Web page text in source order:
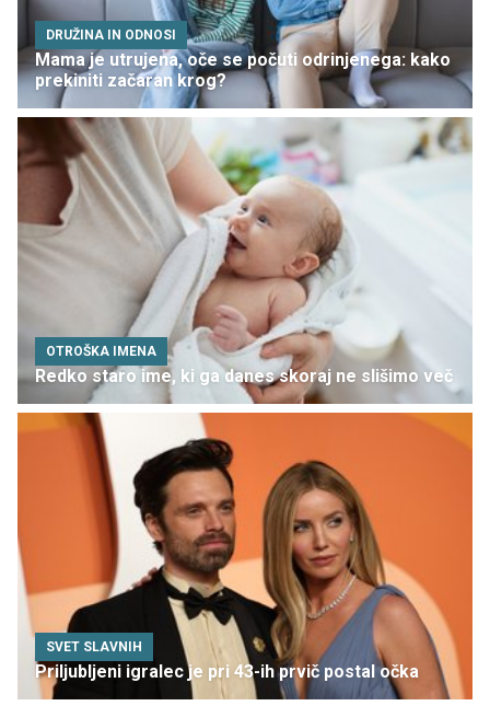
DRUŽINA IN ODNOSI
Mama je utrujena, oče se počuti odrinjenega: kako
prekiniti začaran krog?
OTROŠKA IMENA
Redko staro ime, ki ga danes skoraj ne slišimo več
SVET SLAVNIH
Priljubljeni igralec je pri 43-ih prvič postal očka